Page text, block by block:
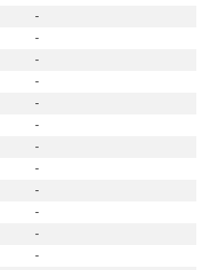
-
-
-
-
-
-
-
-
-
-
-
-